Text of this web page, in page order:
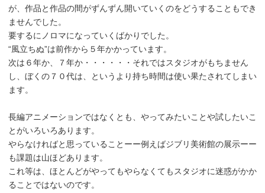
が、作品と作品の間がずんずん開いていくのをどうすることもでき
ませんでした。
要するにノロマになっていくばかりでした。
“風立ちぬ”は前作から５年かかっています。
次は６年か、７年か・・・・・・それではスタジオがもちません
し、ぼくの７０代は、というより持ち時間は使い果たされてしまい
ます。
長編アニメーションではなくとも、やってみたいことや試したいこ
とがいろいろあります。
やらなければと思っていることーー例えばジブリ美術館の展示ーー
も課題は山ほどあります。
これ等は、ほとんどがやってもやらなくてもスタジオに迷惑がかか
ることではないのです。